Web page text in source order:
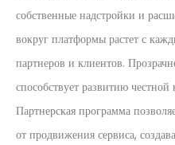
собственные надстройки и
вокруг платформы растет с
партнеров и клиентов.
способствует развитию
Партнерская программа
от продвижения сервиса,